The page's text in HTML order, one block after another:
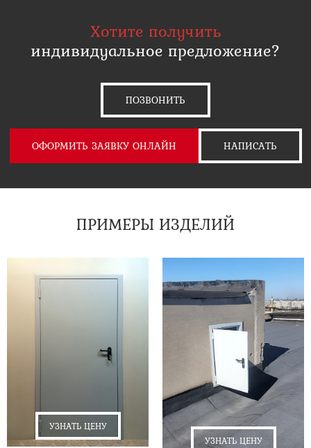
Хотите получить
индивидуальное предложение?
ПОЗВОНИТЬ
ОФОРМИТЬ ЗАЯВКУ ОНЛАЙН НАПИСАТЬ
ПРИМЕРЫ ИЗДЕЛИЙ
УЗНАТЬ ЦЕНУ
УЗНАТЬ ЦЕНУ